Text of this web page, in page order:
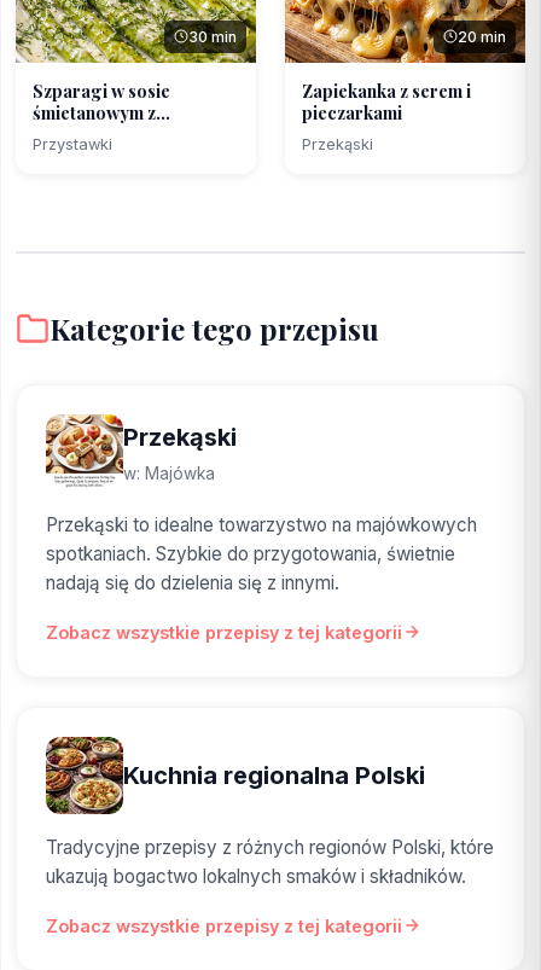
30 min
Szparagi w sosie
śmietanowym z
koperkiem
Przystawki
20 min
Zapiekanka z serem i
pieczarkami
Przekąski
Kategorie tego przepisu
Przekąski
w: Majówka
Przekąski to idealne towarzystwo na majówkowych
spotkaniach. Szybkie do przygotowania, świetnie
nadają się do dzielenia się z innymi.
Zobacz wszystkie przepisy z tej kategorii
Kuchnia regionalna Polski
Tradycyjne przepisy z różnych regionów Polski, które
ukazują bogactwo lokalnych smaków i składników.
Zobacz wszystkie przepisy z tej kategorii